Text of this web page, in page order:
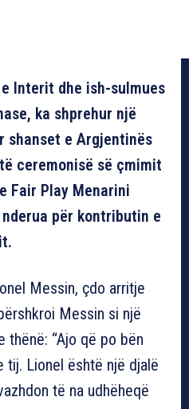
Interit dhe ish-sulmues
ka shprehur një
shanset e Argjentinës
ceremonisë së çmimit
Fair Play Menarini
për kontributin e
Messin, çdo arritje
Messin si një
thënë: “Ajo që po bën
Lionel është një djalë
të na udhëheqë